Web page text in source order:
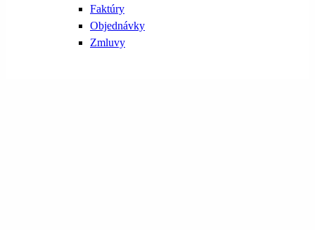
Faktúry
Objednávky
Zmluvy